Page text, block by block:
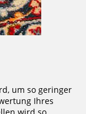
um so geringer
Ihres